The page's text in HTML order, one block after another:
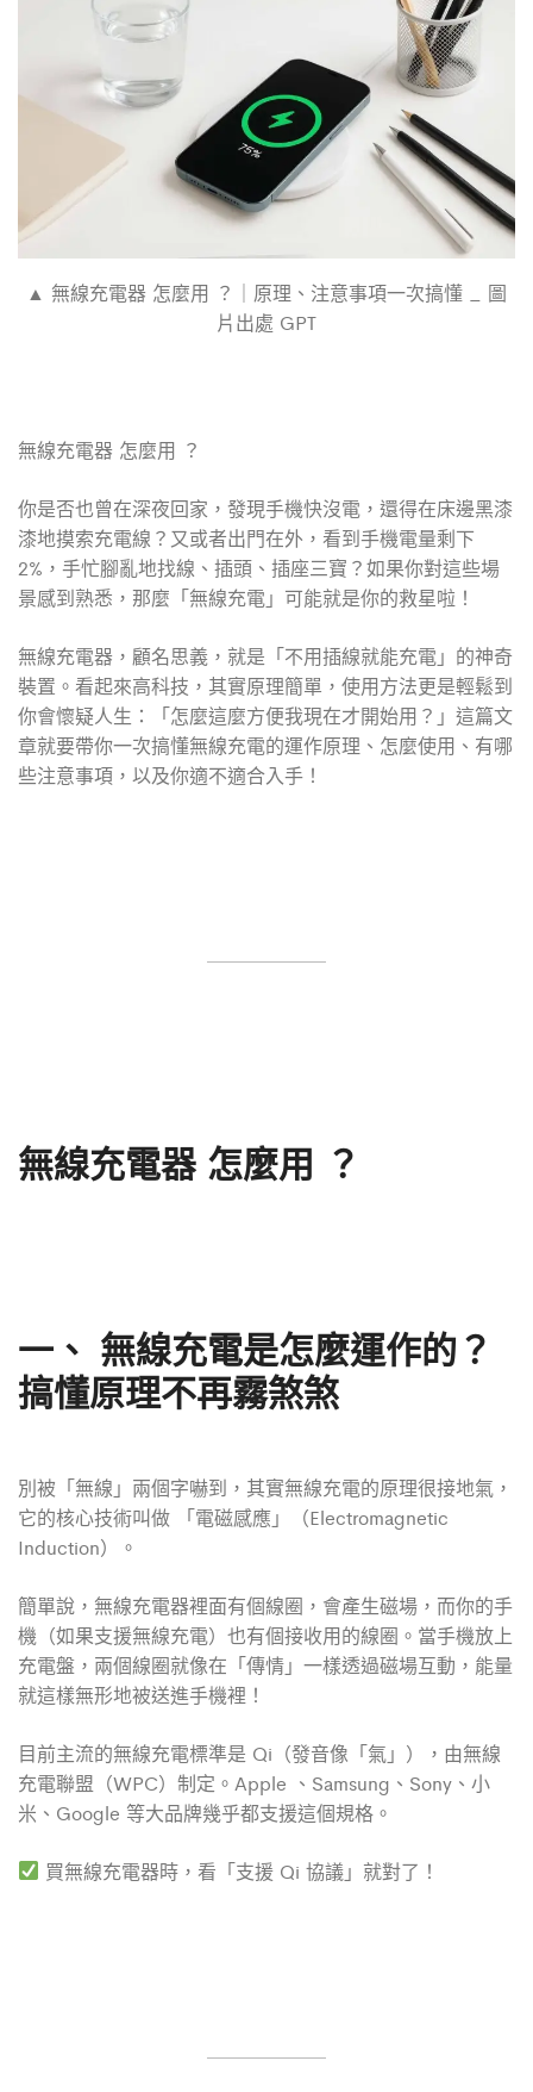
o
t
e
e
▲ 無線充電器 怎麼用 ？｜原理、注意事項一次搞懂 _ 圖
片出處 GPT
無線充電器 怎麼用 ？
你是否也曾在深夜回家，發現手機快沒電，還得在床邊黑漆
漆地摸索充電線？又或者出門在外，看到手機電量剩下
2%，手忙腳亂地找線、插頭、插座三寶？如果你對這些場
景感到熟悉，那麼「無線充電」可能就是你的救星啦！
無線充電器，顧名思義，就是「不用插線就能充電」的神奇
裝置。看起來高科技，其實原理簡單，使用方法更是輕鬆到
你會懷疑人生：「怎麼這麼方便我現在才開始用？」這篇文
章就要帶你一次搞懂無線充電的運作原理、怎麼使用、有哪
些注意事項，以及你適不適合入手！
無線充電器 怎麼用 ？
一、 無線充電是怎麼運作的？
搞懂原理不再霧煞煞
別被「無線」兩個字嚇到，其實無線充電的原理很接地氣，
它的核心技術叫做 「電磁感應」（Electromagnetic
Induction）。
簡單說，無線充電器裡面有個線圈，會產生磁場，而你的手
機（如果支援無線充電）也有個接收用的線圈。當手機放上
充電盤，兩個線圈就像在「傳情」一樣透過磁場互動，能量
就這樣無形地被送進手機裡！
目前主流的無線充電標準是 Qi（發音像「氣」），由無線
充電聯盟（WPC）制定。Apple 、Samsung、Sony、小
米、Google 等大品牌幾乎都支援這個規格。
買無線充電器時，看「支援 Qi 協議」就對了！